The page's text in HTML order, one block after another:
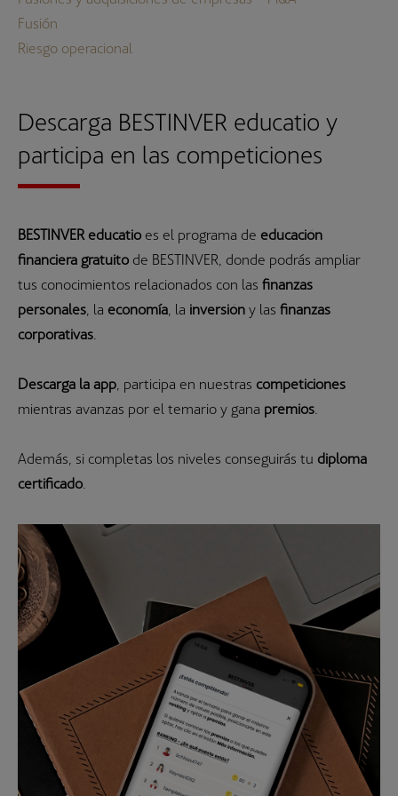
Fusión
Riesgo operacional
Descarga BESTINVER educatio y
participa en las competiciones
BESTINVER educatio es el programa de educación
financiera gratuito de BESTINVER, donde podrás ampliar
tus conocimientos relacionados con las finanzas
personales , la economía , la inversióny las finanzas
corporativas
Descarga la app , participa en nuestras competiciones
mientras avanzas por el temario y gana premios
Además, si completas los niveles conseguirás tu diploma
certificado